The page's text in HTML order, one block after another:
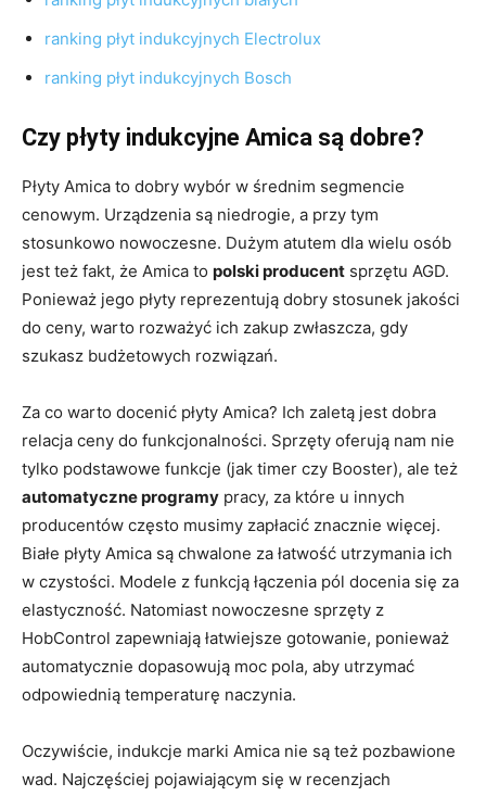
ranking płyt indukcyjnych Electrolux
ranking płyt indukcyjnych Bosch
Czy płyty indukcyjne Amica są dobre?
Płyty Amica to dobry wybór w średnim segmencie
cenowym. Urządzenia są niedrogie, a przy tym
stosunkowo nowoczesne. Dużym atutem dla wielu osób
jest też fakt, że Amica to polski producent sprzętu AGD.
Ponieważ jego płyty reprezentują dobry stosunek jakości
do ceny, warto rozważyć ich zakup zwłaszcza, gdy
szukasz budżetowych rozwiązań.
Za co warto docenić płyty Amica? Ich zaletą jest dobra
relacja ceny do funkcjonalności. Sprzęty oferują nam nie
tylko podstawowe funkcje (jak timer czy Booster), ale też
automatyczne programy pracy, za które u innych
producentów często musimy zapłacić znacznie więcej.
Białe płyty Amica są chwalone za łatwość utrzymania ich
w czystości. Modele z funkcją łączenia pól docenia się za
elastyczność. Natomiast nowoczesne sprzęty z
HobControl zapewniają łatwiejsze gotowanie, ponieważ
automatycznie dopasowują moc pola, aby utrzymać
odpowiednią temperaturę naczynia.
Oczywiście, indukcje marki Amica nie są też pozbawione
wad. Najczęściej pojawiającym się w recenzjach